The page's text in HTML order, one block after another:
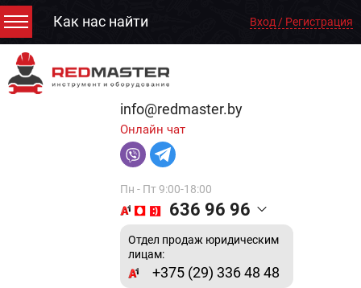
Как нас найти Вход / Регистрация
info@redmaster.by
Онлайн чат
Пн - Пт 9:00-18:00
636 96 96
Отдел продаж юридическим
лицам:
+375 (29) 336 48 48